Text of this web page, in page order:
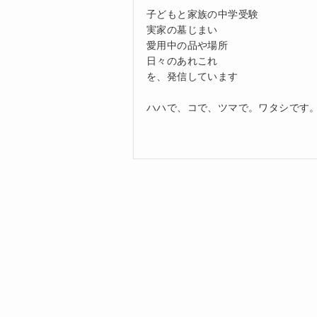
子どもと家族の中学受験
実家の墓じまい
愛用中の品や場所
日々のあれこれ
を、発信しています
ハハで、コで、ツマで。ワタシです